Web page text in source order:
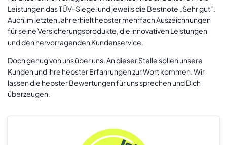
Leistungen das TÜV-Siegel und jeweils die Bestnote „Sehr gut“.
Auch im letzten Jahr erhielt hepster mehrfach Auszeichnungen
für seine Versicherungsprodukte, die innovativen Leistungen
und den hervorragenden Kundenservice.
Doch genug von uns über uns. An dieser Stelle sollen unsere
Kunden und ihre hepster Erfahrungen zur Wort kommen. Wir
lassen die hepster Bewertungen für uns sprechen und Dich
überzeugen.